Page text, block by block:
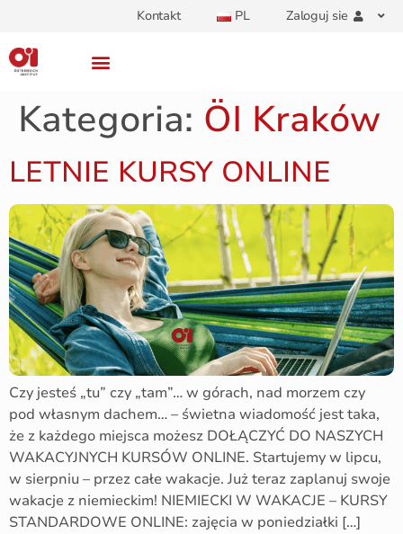
Kontakt PL Zaloguj sie
Kategoria: ÖI Kraków
LETNIE KURSY ONLINE
Czy jesteś „tu” czy „tam”… w górach, nad morzem czy
pod własnym dachem… – świetna wiadomość jest taka,
że z każdego miejsca możesz DOŁĄCZYĆ DO NASZYCH
WAKACYJNYCH KURSÓW ONLINE. Startujemy w lipcu,
w sierpniu – przez całe wakacje. Już teraz zaplanuj swoje
wakacje z niemieckim! NIEMIECKI W WAKACJE – KURSY
STANDARDOWE ONLINE: zajęcia w poniedziałki […]